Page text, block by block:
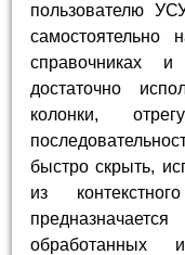
пользователю
самостоятельно
справочниках
достаточно
колонки,
быстро скрыть,
из
обработанных